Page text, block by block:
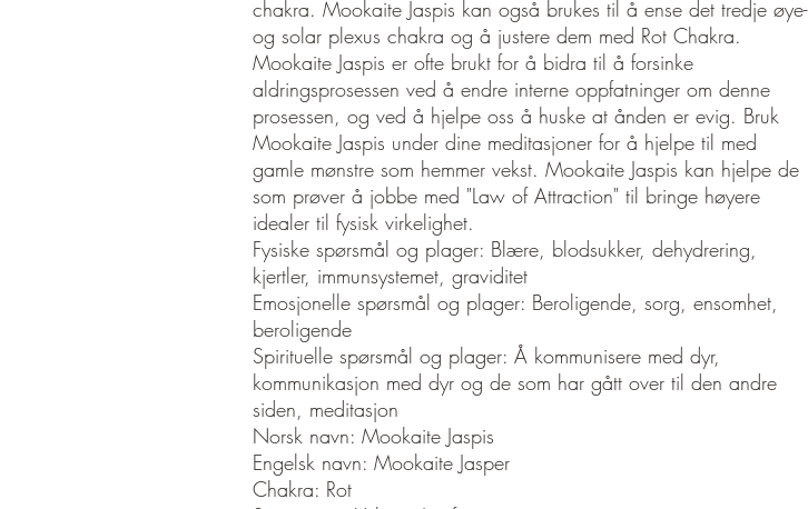
chakra. Mookaite Jaspis kan også brukes til å ense det tredje øye-
og solar plexus chakra og å justere dem med Rot Chakra.
Mookaite Jaspis er ofte brukt for å bidra til å forsinke
aldringsprosessen ved å endre interne oppfatninger om denne
prosessen, og ved å hjelpe oss å huske at ånden er evig. Bruk
Mookaite Jaspis under dine meditasjoner for å hjelpe til med
gamle mønstre som hemmer vekst. Mookaite Jaspis kan hjelpe de
som prøver å jobbe med "Law of Attraction" til bringe høyere
idealer til fysisk virkelighet.
Fysiske spørsmål og plager: Blære, blodsukker, dehydrering,
kjertler, immunsystemet, graviditet
Emosjonelle spørsmål og plager: Beroligende, sorg, ensomhet,
beroligende
Spirituelle spørsmål og plager: Å kommunisere med dyr,
kommunikasjon med dyr og de som har gått over til den andre
siden, meditasjon
Norsk navn: Mookaite Jaspis
Engelsk navn: Mookaite Jasper
Chakra: Rot